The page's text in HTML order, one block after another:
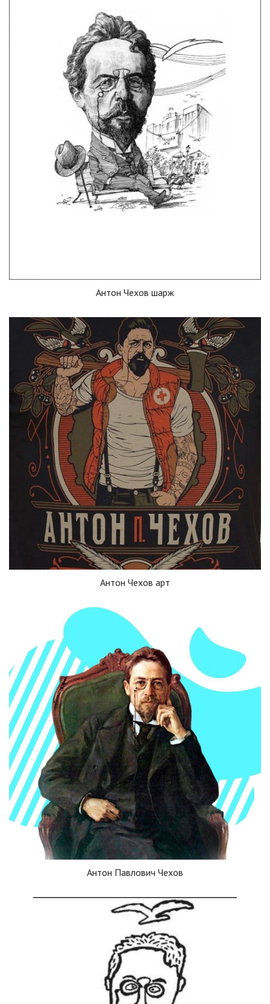
Антон Чехов шарж
Антон Чехов арт
Антон Павлович Чехов